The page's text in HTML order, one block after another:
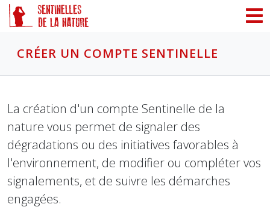
CRÉER UN COMPTE SENTINELLE
La création d'un compte Sentinelle de la
nature vous permet de signaler des
dégradations ou des initiatives favorables à
l'environnement, de modifier ou compléter vos
signalements, et de suivre les démarches
engagées.
Panneau de gestion des cookies